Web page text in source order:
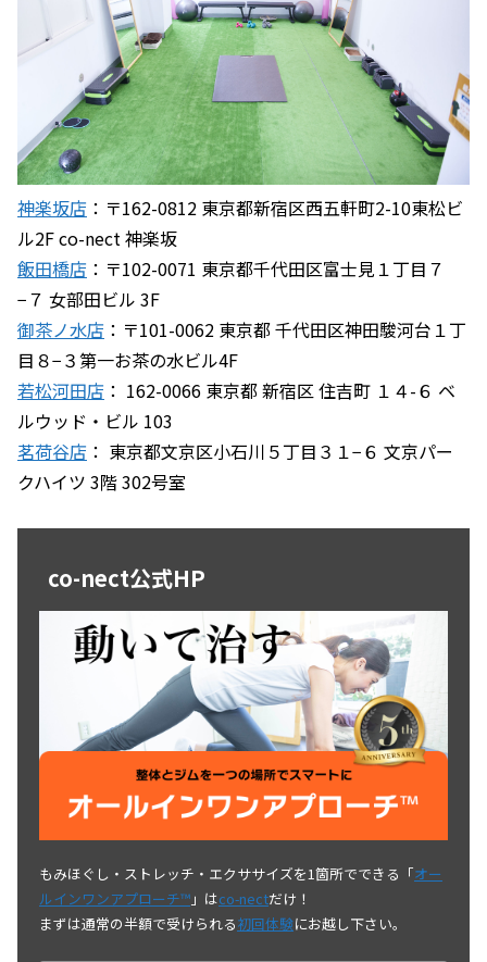
神楽坂店 ：〒162-0812 東京都新宿区西五軒町2-10東松ビ
ル2F co-nect 神楽坂
飯田橋店 ：〒102-0071 東京都千代田区富士見１丁目７
−７ 女部田ビル 3F
御茶ノ水店 ：〒101-0062 東京都 千代田区神田駿河台１丁
目８−３第一お茶の水ビル4F
若松河田店 ： 162-0066 東京都 新宿区 住吉町 １４-６ ベ
ルウッド・ビル 103
茗荷谷店 ： 東京都文京区小石川５丁目３１−６ 文京パー
クハイツ 3階 302号室
co-nect公式HP
もみほぐし・ストレッチ・エクササイズを1箇所でできる「オー
ルインワンアプローチ™ 」はco-nectだけ！
まずは通常の半額で受けられる初回体験にお越し下さい。